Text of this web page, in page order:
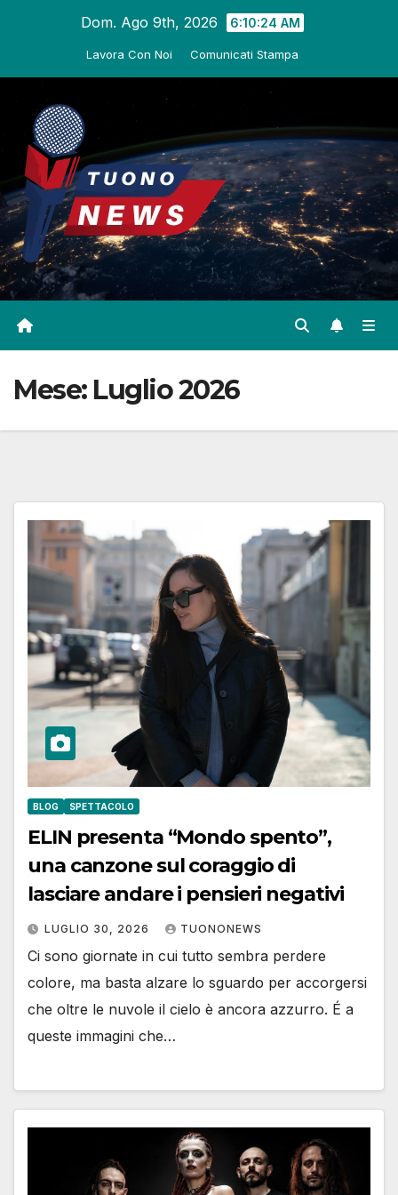
Dom. Ago 9th, 2026 6:10:25 AM
Lavora Con Noi Comunicati Stampa
Mese: Luglio 2026
BLOG SPETTACOLO
ELIN presenta “Mondo spento”,
una canzone sul coraggio di
lasciare andare i pensieri negativi
LUGLIO 30, 2026 TUONONEWS
Ci sono giornate in cui tutto sembra perdere
colore, ma basta alzare lo sguardo per accorgersi
che oltre le nuvole il cielo è ancora azzurro. É a
queste immagini che…